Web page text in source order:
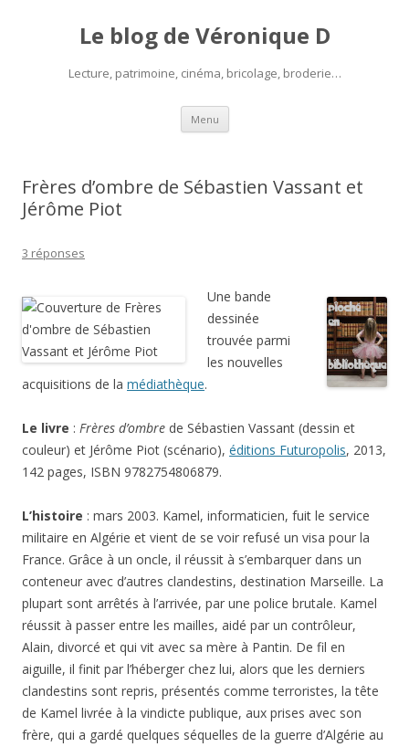
Le blog de Véronique D
Lecture, patrimoine, cinéma, bricolage, broderie…
Menu Aller
contenu
Frères d’ombre de Sébastien Vassant et
Jérôme Piot
3 réponses
Une bande
dessinée
trouvée parmi
les nouvelles
acquisitions de la médiathèque.
Le livre : Frères d’ombre de Sébastien Vassant (dessin et
couleur) et Jérôme Piot (scénario), éditions Futuropolis, 2013,
142 pages, ISBN 9782754806879.
L’histoire : mars 2003. Kamel, informaticien, fuit le service
militaire en Algérie et vient de se voir refusé un visa pour la
France. Grâce à un oncle, il réussit à s’embarquer dans un
conteneur avec d’autres clandestins, destination Marseille. La
plupart sont arrêtés à l’arrivée, par une police brutale. Kamel
réussit à passer entre les mailles, aidé par un contrôleur,
Alain, divorcé et qui vit avec sa mère à Pantin. De fil en
aiguille, il finit par l’héberger chez lui, alors que les derniers
clandestins sont repris, présentés comme terroristes, la tête
de Kamel livrée à la vindicte publique, aux prises avec son
frère, qui a gardé quelques séquelles de la guerre d’Algérie au